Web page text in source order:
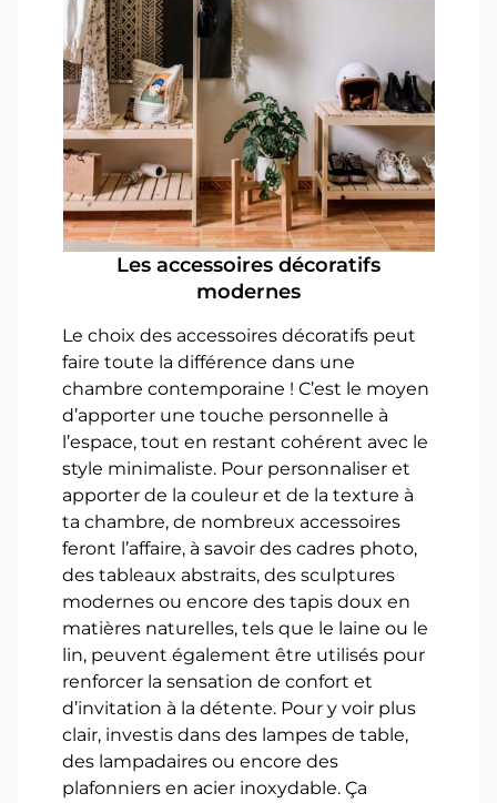
Les accessoires décoratifs
modernes
Le choix des accessoires décoratifs peut
faire toute la différence dans une
chambre contemporaine ! C’est le moyen
d’apporter une touche personnelle à
l’espace, tout en restant cohérent avec le
style minimaliste. Pour personnaliser et
apporter de la couleur et de la texture à
ta chambre, de nombreux accessoires
feront l’affaire, à savoir des cadres photo,
des tableaux abstraits, des sculptures
modernes ou encore des tapis doux en
matières naturelles, tels que le laine ou le
lin, peuvent également être utilisés pour
renforcer la sensation de confort et
d’invitation à la détente. Pour y voir plus
clair, investis dans des lampes de table,
des lampadaires ou encore des
plafonniers en acier inoxydable. Ça